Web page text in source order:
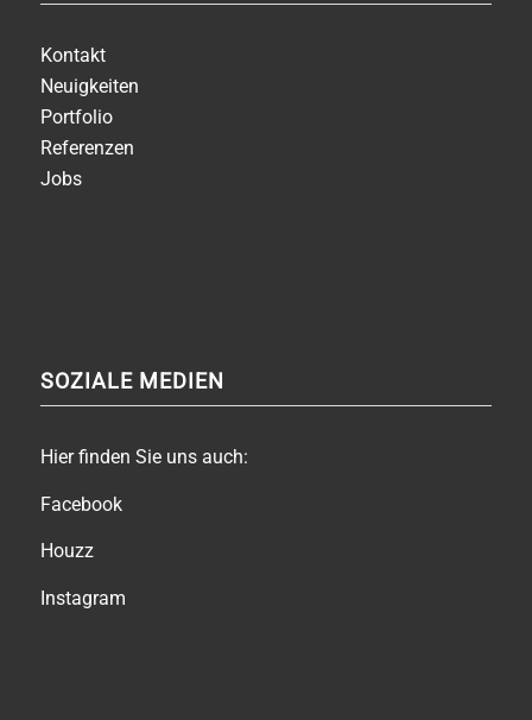
Kontakt
Neuigkeiten
Portfolio
Referenzen
Jobs
SOZIALE MEDIEN
Hier finden Sie uns auch:
Facebook
Houzz
Instagram